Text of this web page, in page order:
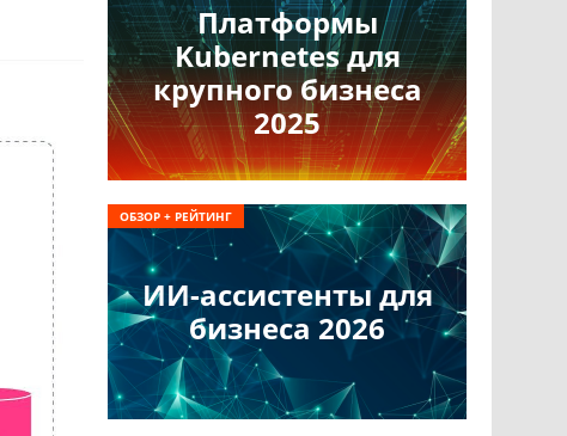
Платформы
Kubernetes для
крупного бизнеса
2025
ИИ-ассистенты для
бизнеса 2026
ОБЗОР + РЕЙТИНГ